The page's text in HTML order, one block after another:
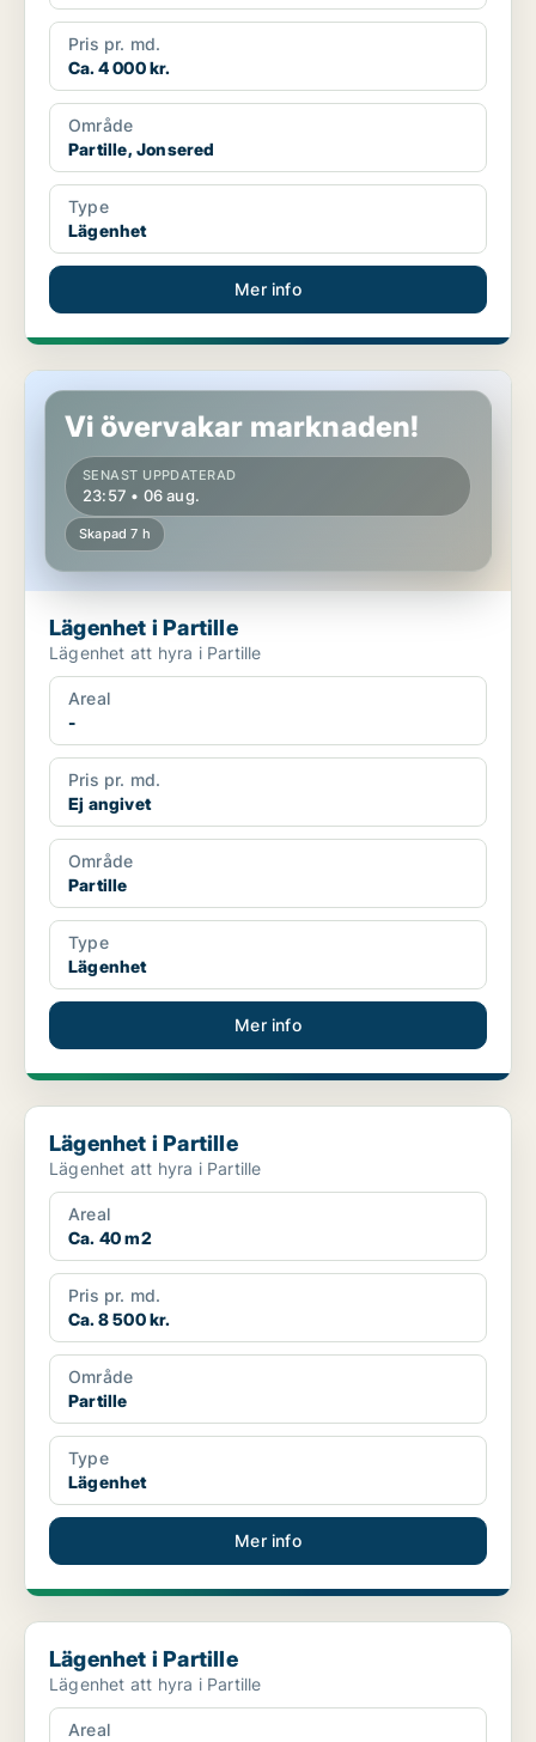
Pris pr. md.
Ca. 4 000 kr.
Område
Partille, Jonsered
Type
Lägenhet
Mer info
Lägenhet i Partille
Vi övervakar marknaden!
SENAST UPPDATERAD
23:57 • 06 aug.
Skapad 7 h
Lägenhet i Partille
Lägenhet att hyra i Partille
Areal
-
Pris pr. md.
Ej angivet
Område
Partille
Type
Lägenhet
Mer info
Lägenhet i Partille
Lägenhet i Partille
Lägenhet att hyra i Partille
Areal
Ca. 40 m2
Pris pr. md.
Ca. 8 500 kr.
Område
Partille
Type
Lägenhet
Mer info
Lägenhet i Partille
Lägenhet i Partille
Lägenhet att hyra i Partille
Areal